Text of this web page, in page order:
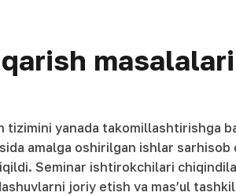
masalalari
yanada takomillashtirishga
amalga oshirilgan ishlar sarhisob
Seminar ishtirokchilari
joriy etish va mas’ul